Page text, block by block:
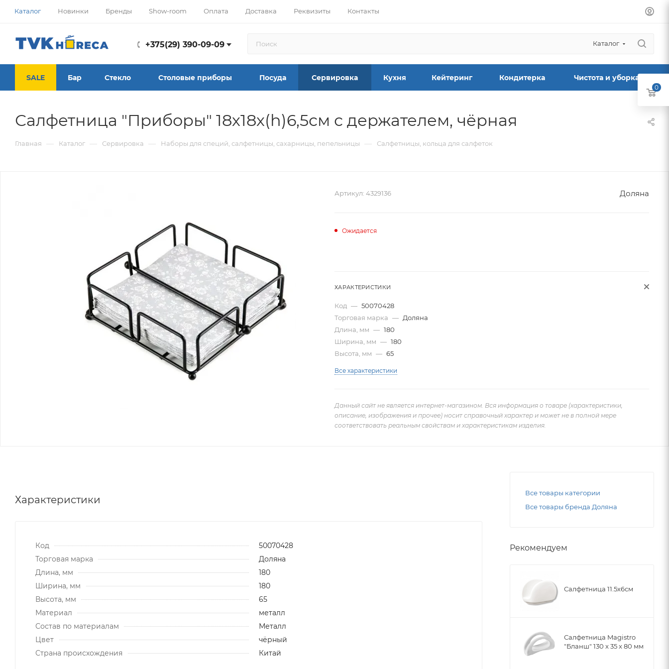
Каталог Новинки Бренды Show-room Оплата Доставка Реквизиты Контакты
+375(29) 390-09-09 Каталог
SALE Бар Стекло Столовые приборы Посуда Сервировка Кухня Кейтеринг Кондитерка Чистота и уборка
Салфетница "Приборы" 18х18х(h)6,5см с держателем, чёрная
Главная — Каталог — Сервировка — Наборы для специй, салфетницы, сахарницы, пепельницы — Салфетницы, кольца для салфеток
Артикул: 4329136 Доляна
Ожидается
ХАРАКТЕРИСТИКИ
Код — 50070428
Торговая марка — Доляна
Длина, мм — 180
Ширина, мм — 180
Высота, мм — 65
Все характеристики
Данный сайт не является интернет-магазином. Вся информация о товаре (характеристики,
описание, изображения и прочее) носит справочный характер и может не в полной мере
соответствовать реальным свойствам и характеристикам изделия.
Характеристики
Код
50070428
Торговая марка
Доляна
Длина, мм
180
Ширина, мм
180
Высота, мм
65
Материал
металл
Состав по материалам
Металл
Цвет
чёрный
Страна происхождения
Китай
Все товары категории
Все товары бренда Доляна
Рекомендуем
Салфетница 11.5х6см
Салфетница Magistro
"Бланш" 130 x 35 x 80 мм
0